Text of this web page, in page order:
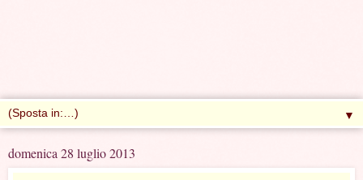
▼
domenica 28 luglio 2013